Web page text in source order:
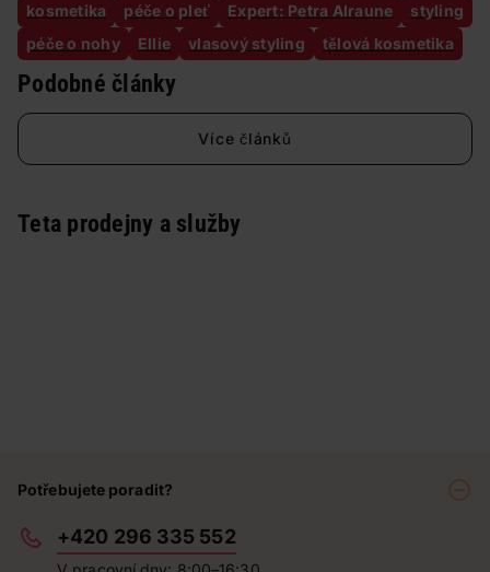
kosmetika
péče o pleť Expert: Petra Alraune
styling
péče o nohy
Ellie vlasový styling tělová kosmetika
Podobné články
Více článků
Teta prodejny a služby
Potřebujete poradit?
+420 296 335 552